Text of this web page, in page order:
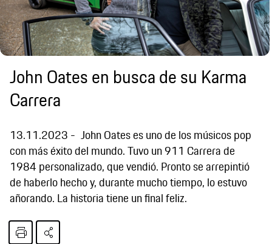
John Oates en busca de su Karma
Carrera
13.11.2023
John Oates es uno de los músicos pop
con más éxito del mundo. Tuvo un 911 Carrera de
1984 personalizado, que vendió. Pronto se arrepintió
de haberlo hecho y, durante mucho tiempo, lo estuvo
añorando. La historia tiene un final feliz.